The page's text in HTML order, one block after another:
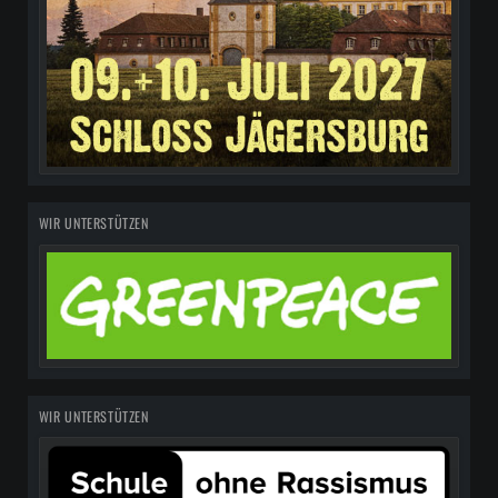
WIR UNTERSTÜTZEN
WIR UNTERSTÜTZEN